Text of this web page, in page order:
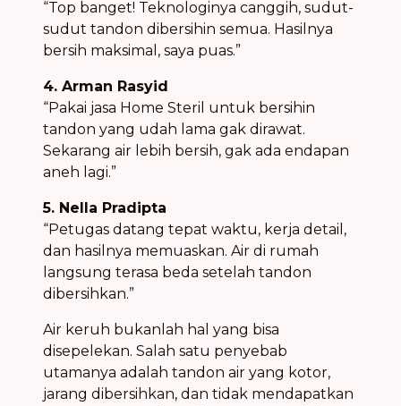
“Top banget! Teknologinya canggih, sudut-
sudut tandon dibersihin semua. Hasilnya
bersih maksimal, saya puas.”
4. Arman Rasyid
“Pakai jasa Home Steril untuk bersihin
tandon yang udah lama gak dirawat.
Sekarang air lebih bersih, gak ada endapan
aneh lagi.”
5. Nella Pradipta
“Petugas datang tepat waktu, kerja detail,
dan hasilnya memuaskan. Air di rumah
langsung terasa beda setelah tandon
dibersihkan.”
Air keruh bukanlah hal yang bisa
disepelekan. Salah satu penyebab
utamanya adalah tandon air yang kotor,
jarang dibersihkan, dan tidak mendapatkan